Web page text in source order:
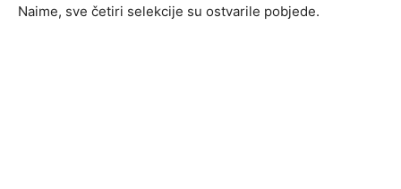
Naime, sve četiri selekcije su ostvarile pobjede.